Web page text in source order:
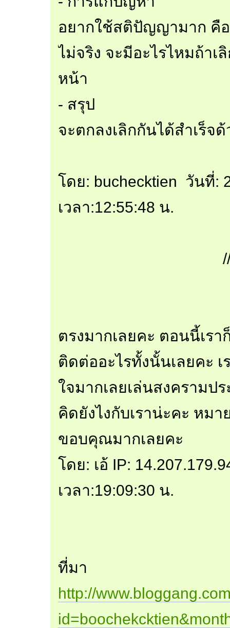
อยากใช้สติปัญญามาก คือ
ไม่จริง จะมีอะไรไหมถ้า
หน้า
- สรุป
จะตกลงเลิกกันได้สำเร็จ
โดย: buchecktien วันที่:
เวลา:12:55:48 น.
ตรงมากเลยคะ ตอนนี้เร
ติดต่ออะไรทั้งนั้นเลยคะ
ใจมากเลยเล่นสงครามป
คิดยังไงกับเราน่ะคะ หมา
ขอบคุณมากเลยคะ
โดย: เอ้ IP:
เวลา:19:09:30 น.
ที่มา
http://